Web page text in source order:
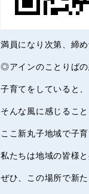
満員になり次第、締
◎アインのことりば
子育てをしていると
そんな風に感じるこ
ここ新丸子地域で子
私たちは地域の皆様
ぜひ、この場所で新